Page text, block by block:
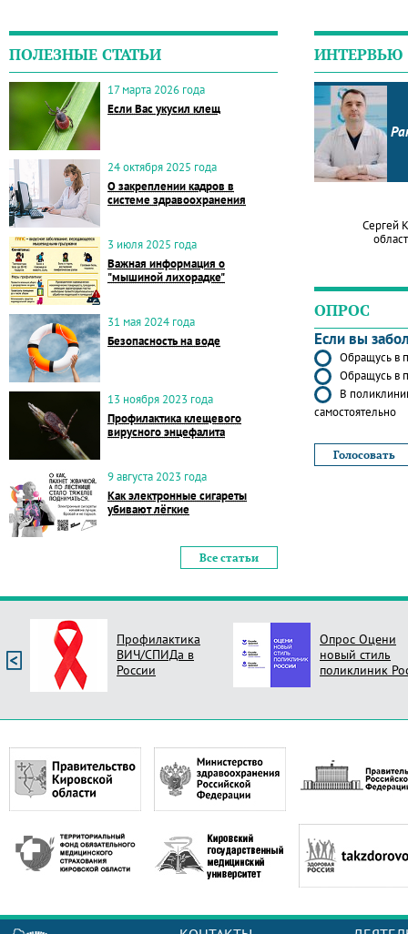
ПОЛЕЗНЫЕ СТАТЬИ
17 марта 2026 года
Если Вас укусил клещ
24 октября 2025 года
О закреплении кадров в
системе здравоохранения
3 июля 2025 года
Важная информация о
"мышиной лихорадке"
31 мая 2024 года
Безопасность на воде
13 ноября 2023 года
Профилактика клещевого
вирусного энцефалита
9 августа 2023 года
Как электронные сигареты
убивают лёгкие
Все статьи
ИНТЕРВЬЮ
Сергей
ОПРОС
Если вы
Обращусь в
Обращусь в
В
самостоятельно
Профилактика
ВИЧ/СПИДа в
России
Опрос Оцени
новый стиль
поликлиник